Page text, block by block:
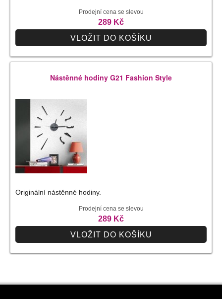
Prodejní cena se slevou
289 Kč
VLOŽIT DO KOŠÍKU
Nástěnné hodiny G21 Fashion Style
Originální nástěnné hodiny.
Prodejní cena se slevou
289 Kč
VLOŽIT DO KOŠÍKU